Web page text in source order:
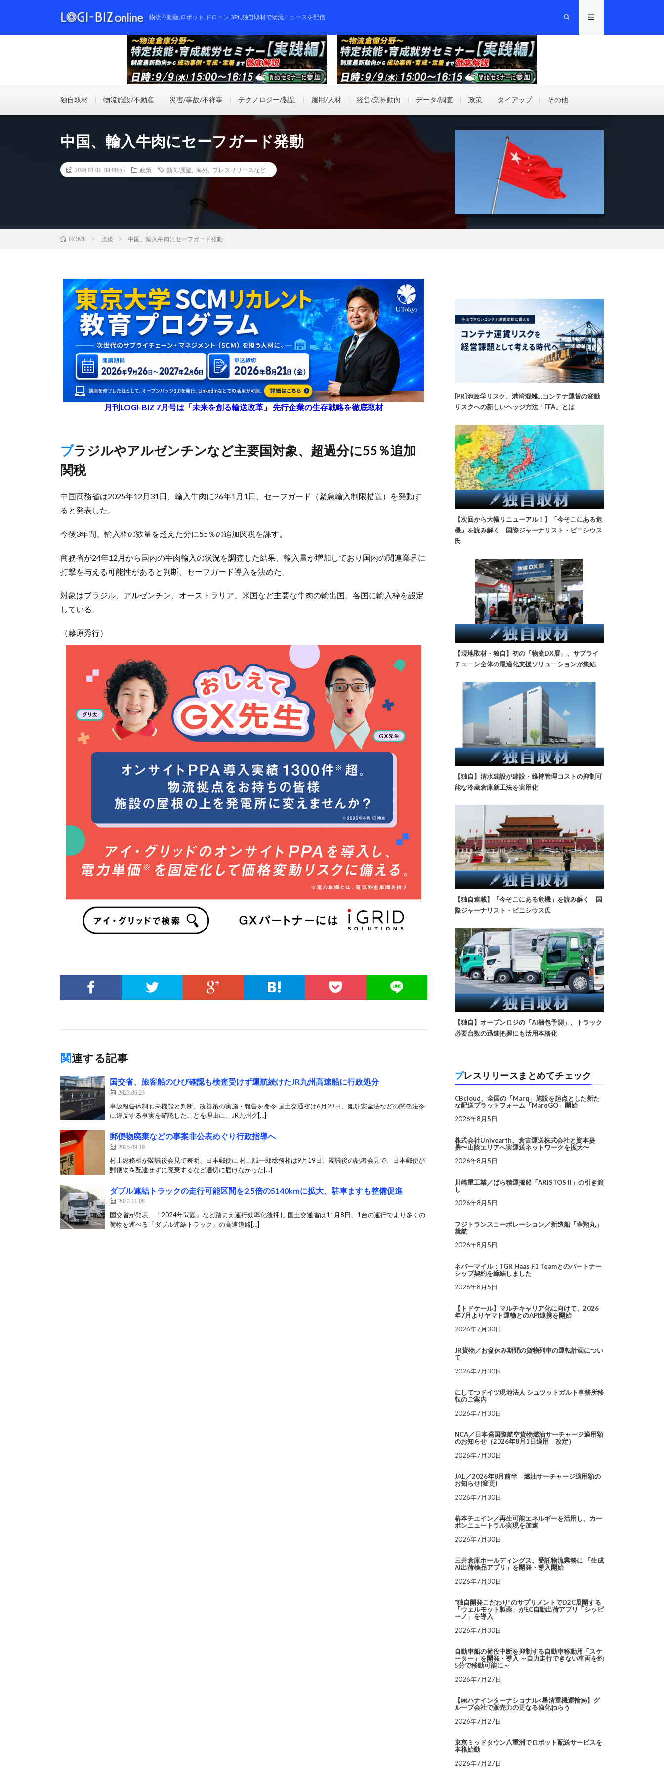
物流不動産,ロボット,ドローン,3PL,独自取材で物流ニュースを配信
独自取材 物流施設/不動産 災害/事故/不祥事 テクノロジー/製品 雇用/人材 経営/業界動向 データ/調査 政策 タイアップ その他
中国、輸入牛肉にセーフガード発動
2026.01.01 08:00:53 政策 動向/展望 海外 プレスリリースなど
HOME 政策 中国、輸入牛肉にセーフガード発動
月刊LOGI-BIZ 7月号は「未来を創る輸送改革」 先行企業の生存戦略を徹底取材
ブラジルやアルゼンチンなど主要国対象、超過分に55％追加
関税
中国商務省は2025年12月31日、輸入牛肉に26年1月1日、セーフガード（緊急輸入制限措置）を発動す
ると発表した。
今後3年間、輸入枠の数量を超えた分に55％の追加関税を課す。
商務省が24年12月から国内の牛肉輸入の状況を調査した結果、輸入量が増加しており国内の関連業界に
打撃を与える可能性があると判断、セーフガード導入を決めた。
対象はブラジル、アルゼンチン、オーストラリア、米国など主要な牛肉の輸出国。各国に輸入枠を設定
している。
（藤原秀行）
関連する記事
国交省、旅客船のひび確認も検査受けず運航続けたJR九州高速船に行政処分
2023.06.23
事故報告体制も未機能と判断、改善策の実施・報告を命令 国土交通省は6月23日、船舶安全法などの関係法令
に違反する事実を確認したことを理由に、JR九州グ[…]
郵便物廃棄などの事案非公表めぐり行政指導へ
2025.09.19
村上総務相が閣議後会見で表明、日本郵便に 村上誠一郎総務相は9月19日、閣議後の記者会見で、日本郵便が
郵便物を配達せずに廃棄するなど適切に届けなかった[…]
ダブル連結トラックの走行可能区間を2.5倍の5140kmに拡大、駐車ますも整備促進
2022.11.08
国交省が発表、「2024年問題」など踏まえ運行効率化後押し 国土交通省は11月8日、1台の運行でより多くの
荷物を運べる「ダブル連結トラック」の高速道路[…]
[PR]地政学リスク、港湾混雑…コンテナ運賃の変動
リスクへの新しいヘッジ方法「FFA」とは
【次回から大幅リニューアル！】「今そこにある危
機」を読み解く 国際ジャーナリスト・ビニシウス
氏
【現地取材・独自】初の「物流DX展」、サプライ
チェーン全体の最適化支援ソリューションが集結
【独自】清水建設が建設・維持管理コストの抑制可
能な冷蔵倉庫新工法を実用化
【独自連載】「今そこにある危機」を読み解く 国
際ジャーナリスト・ビニシウス氏
【独自】オープンロジの「AI梱包予測」、トラック
必要台数の迅速把握にも活用本格化
プレスリリースまとめてチェック
CBcloud、全国の「Marq」施設を起点とした新た
な配送プラットフォーム「MarqGO」開始
2026年8月5日
株式会社Univearth、倉吉運送株式会社と資本提
携〜山陰エリアへ実運送ネットワークを拡大〜
2026年8月5日
川崎重工業／ばら積運搬船「ARISTOS II」の引き渡
し
2026年8月5日
フジトランスコーポレーション／新造船「蓉翔丸」
就航
2026年8月5日
ネバーマイル：TGR Haas F1 Teamとのパートナー
シップ契約を締結しました
2026年8月5日
【トドケール】マルチキャリア化に向けて、2026
年7月よりヤマト運輸とのAPI連携を開始
2026年7月30日
JR貨物／お盆休み期間の貨物列車の運転計画につい
て
2026年7月30日
にしてつドイツ現地法人 シュツットガルト事務所移
転のご案内
2026年7月30日
NCA／日本発国際航空貨物燃油サーチャージ適用額
のお知らせ（2026年8月1日適用 改定）
2026年7月30日
JAL／2026年8月前半 燃油サーチャージ適用額の
お知らせ(変更)
2026年7月30日
椿本チエイン／再生可能エネルギーを活用し、カー
ボンニュートラル実現を加速
2026年7月30日
三井倉庫ホールディングス、受託物流業務に 「生成
AI出荷検品アプリ」を開発・導入開始
2026年7月30日
“独自開発こだわり”のサプリメントでD2C展開する
「ウェルモット製薬」がEC自動出荷アプリ「シッピ
ーノ」を導入
2026年7月30日
自動車船の荷役中断を抑制する自動車移動用「スケ
ーター」を開発・導入 ～自力走行できない車両を約
5分で移動可能に～
2026年7月27日
【㈱ハナインターナショナル×星清重機運輸㈱】グ
ループ会社で販売力の更なる強化ねらう
2026年7月27日
東京ミッドタウン八重洲でロボット配送サービスを
本格始動
2026年7月27日